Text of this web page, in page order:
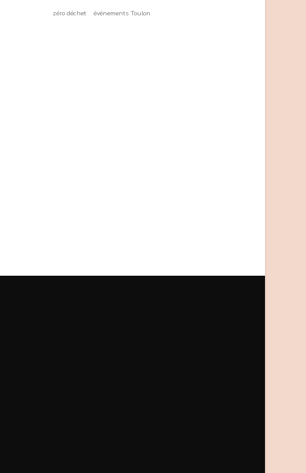
zéro déchet événements Toulon